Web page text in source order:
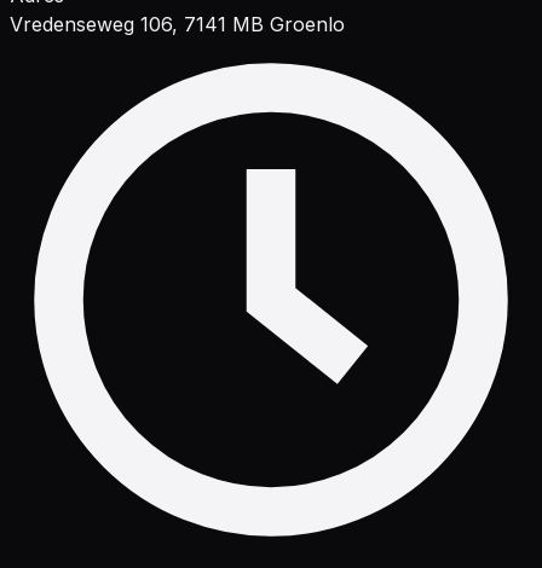
Vredenseweg 106, 7141 MB Groenlo